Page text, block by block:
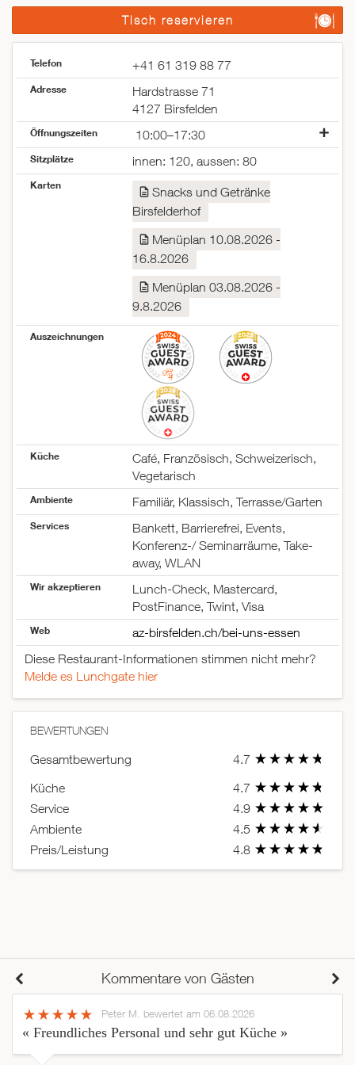
Tisch reservieren
Telefon +41 61 319 88 77
Adresse
Hardstrasse 71
4127 Birsfelden
Öffnungszeiten
10:00–17:30
Montag
Mittwoch
08:30–17:30
08:30–17:30
08:30–17:30
08:30–17:30
10:00–17:30
10:00–17:30
Sitzplätze innen: 120, aussen: 80
Karten
Snacks und Getränke
Birsfelderhof
Menüplan 10.08.2026 -
16.8.2026
Menüplan 03.08.2026 -
9.8.2026
Auszeichnungen
Küche
Café, Französisch, Schweizerisch,
Vegetarisch
Ambiente Familiär, Klassisch, Terrasse/Garten
Services
Bankett, Barrierefrei, Events,
Konferenz-/ Seminarräume, Take-
away, WLAN
Wir akzeptieren
Lunch-Check, Mastercard,
PostFinance, Twint, Visa
Web
az-birsfelden.ch/bei-uns-essen
Diese Restaurant-Informationen stimmen nicht mehr?
Melde es Lunchgate hier
BEWERTUNGEN
Gesamtbewertung
4.7
Küche
4.7
Service
4.9
Ambiente
4.5
Preis/Leistung
4.8
Kommentare von Gästen
Peter M. bewertet am 06.08.2026
« Freundliches Personal und sehr gut Küche »